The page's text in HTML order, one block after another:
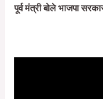
पूर्व मंत्री बोले भाजपा